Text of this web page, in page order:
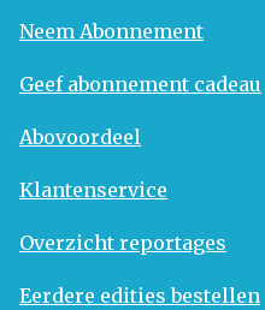
Neem Abonnement
Geef abonnement cadeau
Abovoordeel
Klantenservice
Overzicht reportages
Eerdere edities bestellen